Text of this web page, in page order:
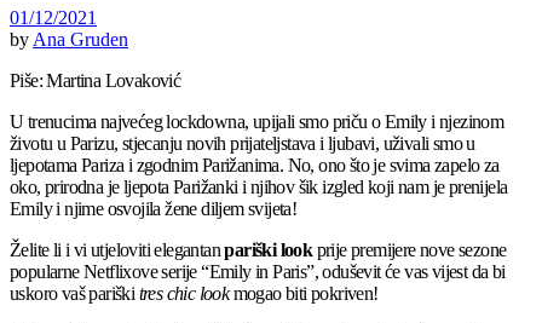
01/12/2021
by Ana Gruden
Piše: Martina Lovaković
U trenucima najvećeg lockdowna, upijali smo priču o Emily i njezinom
životu u Parizu, stjecanju novih prijateljstava i ljubavi, uživali smo u
ljepotama Pariza i zgodnim Parižanima. No, ono što je svima zapelo za
oko, prirodna je ljepota Parižanki i njihov šik izgled koji nam je prenijela
Emily i njime osvojila žene diljem svijeta!
Želite li i vi utjeloviti elegantanpariški lookprije premijere nove sezone
popularne Netflixove serije “Emily in Paris”, oduševit će vas vijest da bi
uskoro vaš pariški tres chic lookmogao biti pokriven!